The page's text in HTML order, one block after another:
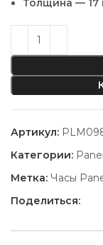
Толщина — 17
Артикул:
Категории:
Метка: Часы
Поделиться: